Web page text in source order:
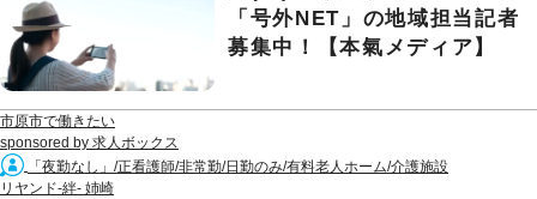
「号外NET」の地域担当記者
募集中！【本氣メディア】
市原市で働きたい
sponsored by 求人ボックス
「夜勤なし」/正看護師/非常勤/日勤のみ/有料老人ホーム/介護施設
リヤンド-絆- 姉崎